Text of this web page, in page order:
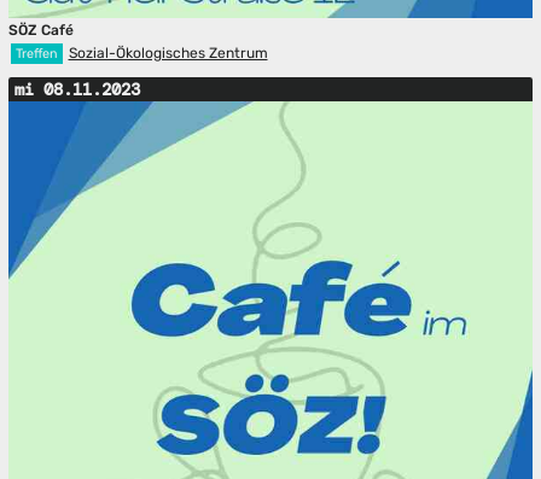
SÖZ Café
Treffen Sozial-Ökologisches Zentrum
mi 08.11.2023